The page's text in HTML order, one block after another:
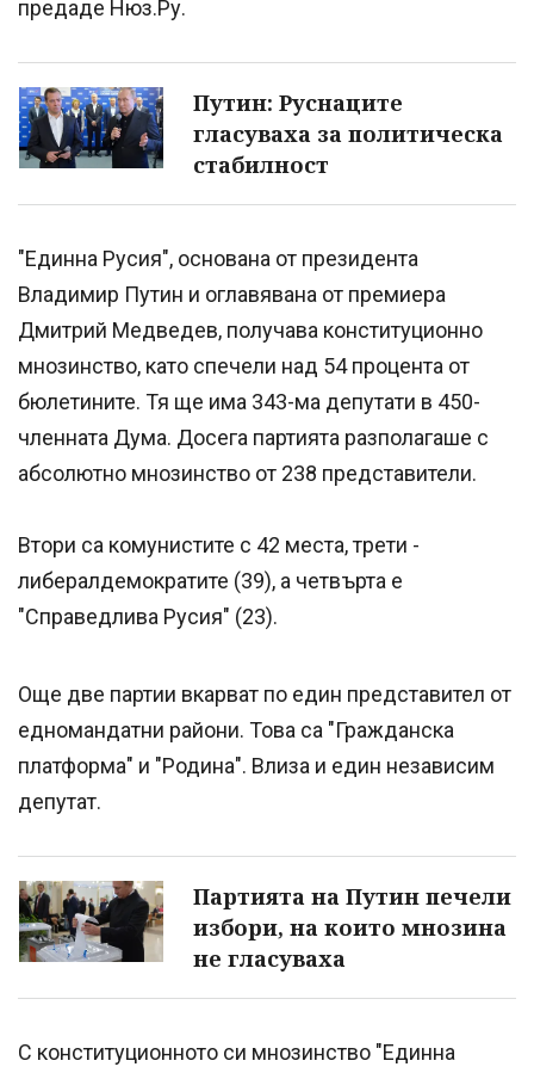
предаде Нюз.Ру.
Путин: Руснаците
гласуваха за политическа
стабилност
"Единна Русия", основана от президента
Владимир Путин и оглавявана от премиера
Дмитрий Медведев, получава конституционно
мнозинство, като спечели над 54 процента от
бюлетините. Тя ще има 343-ма депутати в 450-
членната Дума. Досега партията разполагаше с
абсолютно мнозинство от 238 представители.
Втори са комунистите с 42 места, трети -
либералдемократите (39), а четвърта е
"Справедлива Русия" (23).
Още две партии вкарват по един представител от
едномандатни райони. Това са "Гражданска
платформа" и "Родина". Влиза и един независим
депутат.
Партията на Путин печели
избори, на които мнозина
не гласуваха
С конституционното си мнозинство "Единна